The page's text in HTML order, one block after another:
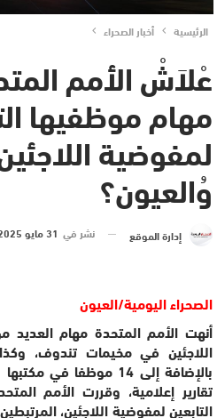
الرئيسية أخبار الصحراء
عْلاَشْ الأمم
مهام موظفيها
لمفوضية
وُالعيون؟
إدارة الموقع نشر في 31 مايو 2025 الساعة 16 و 34 دقيقة
الصحراء اليومية/العيون
أنهت الأمم المتحدة مهام العديد
اللاجئين في مخيمات تندوف،
بالإضافة إلى 14 موظفا
تقارير إعلامية، وقررت الأمم
التابعين لمفوضية اللاجئين،